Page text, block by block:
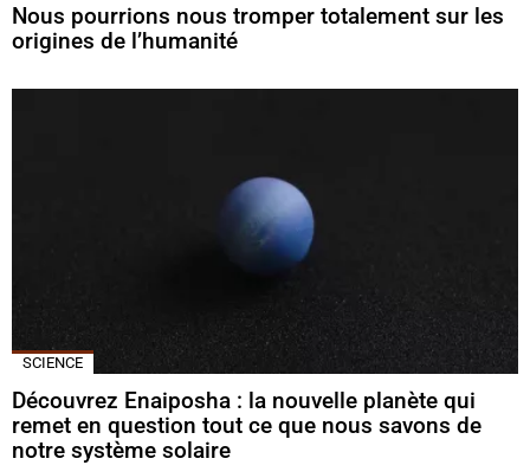
Nous pourrions nous tromper totalement sur les
origines de l’humanité
SCIENCE
Découvrez Enaiposha : la nouvelle planète qui
remet en question tout ce que nous savons de
notre système solaire